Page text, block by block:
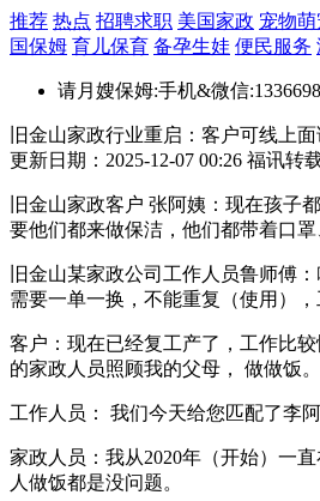
推荐 热点 招聘求职 美国家政 宠物
国保姆 育儿保育 备孕生娃 便民服务
请月嫂保姆:手机&微信
旧金山家政行业重启：客户可线上
更新日期：2025-12-07 00:26 福讯转
旧金山家政客户 张阿姨：现在孩子
要他们都来做保洁，他们都带着口罩
旧金山某家政公司工作人员鲁师傅
需要一单一换，不能重复（使用），
客户：现在已经复工产了，工作比
的家政人员照顾我的父母， 做做饭。
工作人员： 我们今天给您匹配了李阿
家政人员：我从2020年（开始）一
人做饭都是没问题。